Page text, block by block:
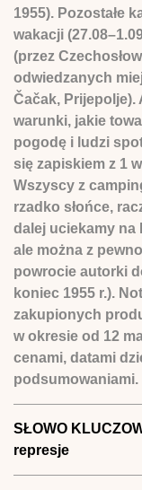
1955). Pozostałe
wakacji
(przez
odwiedzanych
Čačak, Prijepolje).
warunki, jakie
pogodę i ludzi
się zapiskiem z 1
Wszyscy z
rzadko słońce,
dalej uciekamy na
ale można z
powrocie autorki
koniec 1955 r.).
zakupionych
w okresie od 12
cenami, datami
podsumowaniami.
SŁOWO
represje